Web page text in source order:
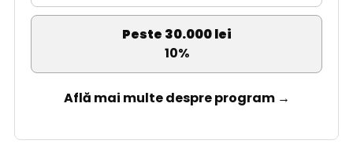
Peste 30.000 lei
10%
Află mai multe despre program →